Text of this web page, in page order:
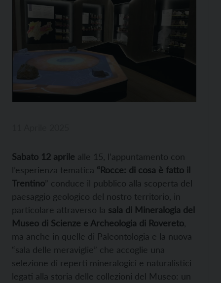
Sabato 12 aprile alle 15, l’appuntamento con
l’esperienza tematica “Rocce: di cosa è fatto il
Trentino” conduce il pubblico alla scoperta del
paesaggio geologico del nostro territorio, in
particolare attraverso la sala di Mineralogia del
Museo di Scienze e Archeologia di Rovereto
ma anche in quelle di Paleontologia e la nuova
“sala delle meraviglie” che accoglie una
selezione di reperti mineralogici e naturalistici
legati alla storia delle collezioni del Museo: un